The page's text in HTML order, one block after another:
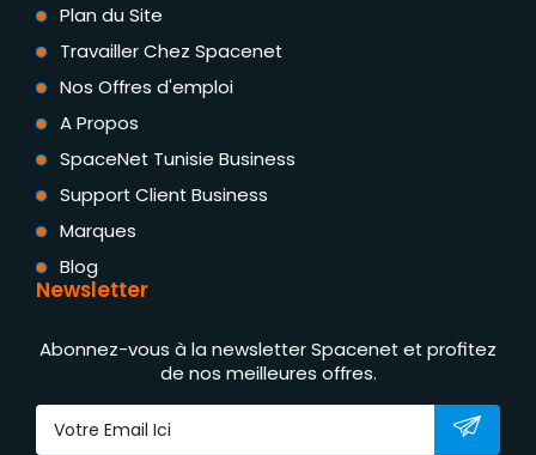
Plan du Site
Travailler Chez Spacenet
Nos Offres d'emploi
A Propos
SpaceNet Tunisie Business
Support Client Business
Marques
Blog
Newsletter
Abonnez-vous à la newsletter Spacenet et profitez
de nos meilleures offres.